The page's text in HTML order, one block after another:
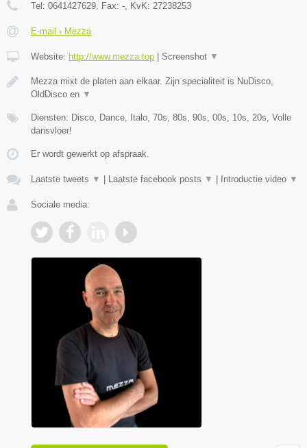
Tel: 0641427629, Fax: -, KvK: 27238253
E-mail › Mezza
Website: http://www.mezza.top Screenshot ▼
Mezza mixt de platen aan elkaar. Zijn specialiteit is NuDisco,
OldDisco en ▼
Diensten: Disco, Dance, Italo, 70s, 80s, 90s, 00s, 10s, 20s, Volle
dansvloer!
Er wordt gewerkt op afspraak.
Laatste tweets ▼ Laatste facebook posts ▼ Introductie video ▼
Sociale media: